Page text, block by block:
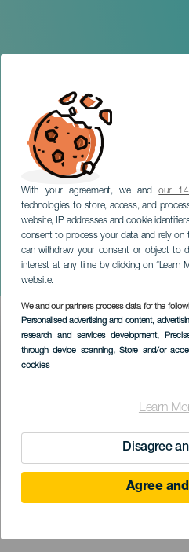
With your agreement, we andour
technologies to store, access, and
website, IP addresses and cookie
consent to process your data and rely on
can withdraw your consent or object to
interest at any time by clicking on “Learn
website.
We and our partners process data for the
Personalised advertising and content,
research and services development,
through device scanning, Store and/or
cookies
Learn
Disagree
Agree
Granadai Martita
GRAN CANARIA
Imagen
Listado